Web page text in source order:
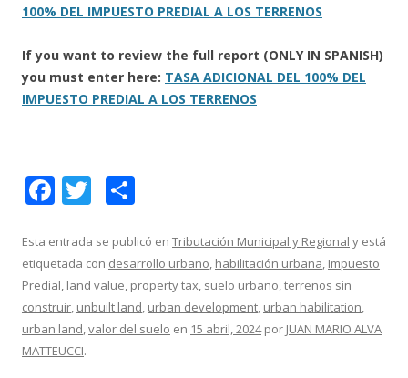
100% DEL IMPUESTO PREDIAL A LOS TERRENOS
If you want to review the full report (ONLY IN SPANISH)
you must enter here: TASA ADICIONAL DEL 100% DEL
IMPUESTO PREDIAL A LOS TERRENOS
F
e
b
o
o
k
T
itt
er
m
p
ar
ti
Esta entrada se publicó en Tributación Municipal y Regional y está
etiquetada con desarrollo urbano, habilitación urbana, Impuesto
Predial, land value, property tax, suelo urbano,terrenos sin
construir, unbuilt land, urban development, urban habilitation,
urban land,valor del suelo en 15 abril, 2024por JUAN MARIO ALVA
MATTEUCCI.